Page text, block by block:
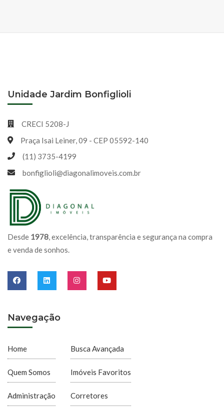
Desde 1978, excelência, transparência e segurança na compra
e venda de sonhos.
Navegação
Home
Quem Somos
Administração
Busca Avançada
Imóveis Favoritos
Corretores
Unidade Jardim Bonfiglioli
CRECI 5208-J
Praça Isai Leiner, 09 - CEP 05592-140
(11) 3735-4199
bonfiglioli@diagonalimoveis.com.br